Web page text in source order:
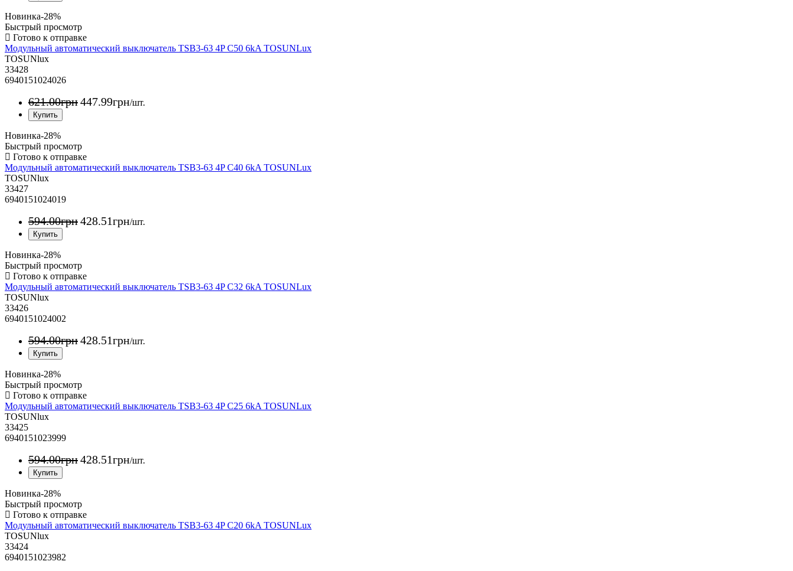
Новинка-28%
Быстрый просмотр
Модульный автоматический выключатель TSB3-63 4P C50 6kA TOSUNLux
TOSUNlux
33428
6940151024026
621.00грн447.99грн/шт.
Новинка-28%
Быстрый просмотр
Модульный автоматический выключатель TSB3-63 4P C40 6kA TOSUNLux
TOSUNlux
33427
6940151024019
594.00грн428.51грн/шт.
Новинка-28%
Быстрый просмотр
Модульный автоматический выключатель TSB3-63 4P C32 6kA TOSUNLux
TOSUNlux
33426
6940151024002
594.00грн428.51грн/шт.
Новинка-28%
Быстрый просмотр
Модульный автоматический выключатель TSB3-63 4P C25 6kA TOSUNLux
TOSUNlux
33425
6940151023999
594.00грн428.51грн/шт.
Новинка-28%
Быстрый просмотр
Модульный автоматический выключатель TSB3-63 4P C20 6kA TOSUNLux
TOSUNlux
33424
6940151023982